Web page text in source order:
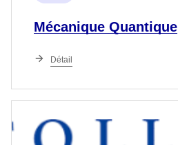
Mécanique Quantique
Détail